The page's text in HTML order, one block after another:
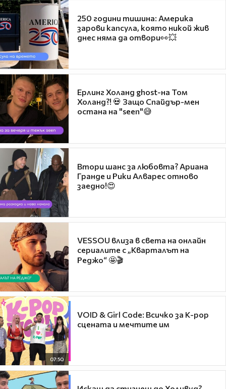
250 години тишина: Америка
зарови капсула, която никой жив
днес няма да отвори👀💥
Ерлинг Холанд ghost-на Том
Холанд?! 💀 Защо Спайдър-мен
остана на "seen"😅
Втори шанс за любовта? Ариана
Гранде и Рики Алварес отново
заедно!😍
VESSOU влиза в света на онлайн
сериалите с „Кварталът на
Реджо“ 🤩🎬
07:50
VOID & Girl Code: Всичко за K-pop
сцената и мечтите им